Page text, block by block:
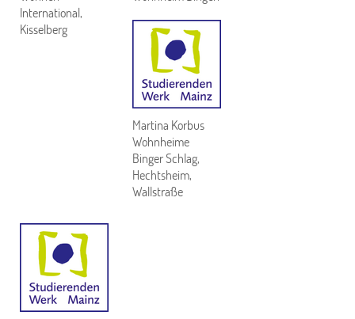
International,
Kisselberg
Martina Korbus
Wohnheime
Binger Schlag,
Hechtsheim,
Wallstraße